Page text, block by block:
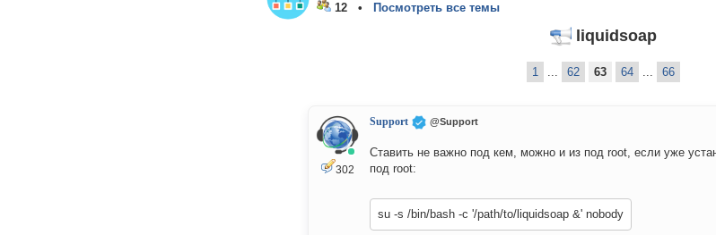
12 •
Посмотреть все темы
liquidsoap
1 ... 62 63 64 ... 66
302
Support @Support
Ставить не важно под кем, можно и из под root, если уже
под root:
su -s /bin/bash -c '/path/to/liquidsoap &' nobody